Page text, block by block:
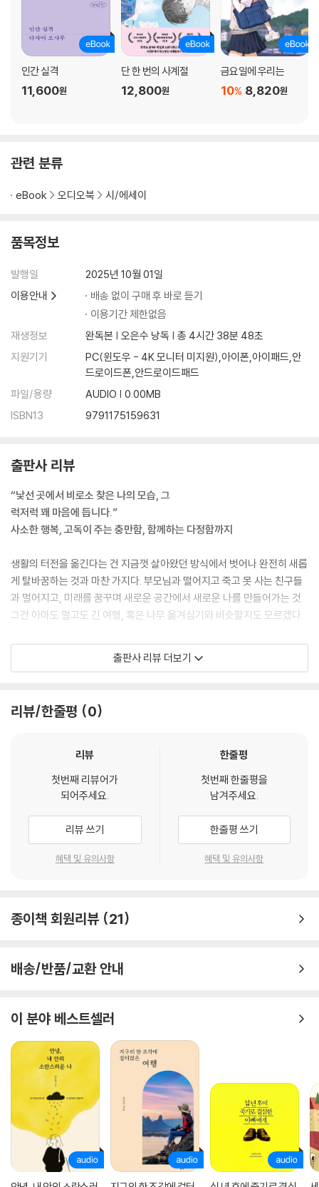
세상에서 제일 맛있는 과자
스마트폰 너머의 친구
먹고 싶은 음식 베스트 5
나에게 보내는 편지
선글라스를 쓰고 사이클링
막막해지기 전에
운동화 블루스
박력분으로 만들다
마지막 선물
감자샐러드 먹고 싶어!
마리토쪼
딴 길로 새는 멍멍이
무리하지 않는 어른
전부 싫어진 밤
최강의 조언
최애를 원해
기다리는 즐거움
·2022년
나쁜 버릇
인스턴트 누카도코
40년 만의 직소 퍼즐
부를 수 있어요
지우개만 한 고양이
나보다 저 아이
후토코로모치
작약 봉오리
3. 막차가 떠난 후
정말로 정말로 정말로 동시에
그때의 우리
인간 실격
11,600원
단 한 번의 사계절
12,800원
금요일에 우리는
8,820원
10%
관련 분류
eBook 오디오북 시/에세이
품목정보
발행일
2025년 10월 01일
이용안내
배송 없이 구매 후 바로 듣기
이용기간 제한없음
재생정보
완독본 | 오은수 낭독 | 총 4시간 38분 48초
지원기기
PC(윈도우 - 4K 모니터 미지원),아이폰,아이패드,안
드로이드폰,안드로이드패드
파일/용량
AUDIO | 0.00MB
ISBN13
9791175159631
출판사 리뷰
“낯선 곳에서 비로소 찾은 나의 모습, 그
럭저럭 꽤 마음에 듭니다.”
사소한 행복, 고독이 주는 충만함, 함께하는 다정함까지
생활의 터전을 옮긴다는 건 지금껏 살아왔던 방식에서 벗어나 완전히 새롭
게 탈바꿈하는 것과 마찬 가지다. 부모님과 떨어지고 죽고 못 사는 친구들
과 멀어지고, 미래를 꿈꾸며 새로운 공간에서 새로운 나를 만들어가는 것.
그건 아마도 멀고도 긴 여행, 혹은 나무 옮겨심기와 비슷할지도 모르겠다.
“나를 시험해보고 싶은 기분. 가족과 떨어지기 싫은 기분. 갈 것인가 말 것
인가 몹시도 고민한 끝에 상경한 도쿄였다.” 마스다 미리는 그렇게 고심해
워볼까?’) 그동안 몰랐던 자신을 새삼스레 발견해나간다. 시행착오 속에서
굳이 지름길을 택할 필요가 없으니 골목길에 있는 이 집 저 집을 구경하면
서 목적지에 가고, 뜨거운 커피를 담은 보온병을 들고 공원에 가서 초콜릿
과 함께 즐기고, 맛있고 예쁜 갖가지 음식을 먹어 보며 취향을 넓혀가
고……. 혼자서 누리는 사소하지만 충만한 행복이 책 곳곳에 흩뿌려져 있
다. 그러면서도 어느 날은 이렇게 말한다. “상경한 지 25년. 몇 년이 지나도
밝게 물들인다. 우리는 혼자서, 때로는 누군가와 함께 그렇게 어른이 된다.
마스다 미리의 하루를 뿌듯하게 채우는 ‘느긋한 최선’
도쿄에서 혼자 살며 작가가 알게 된 건 도쿄라는 도시만이 아니었다. 낯선
곳에서 홀로 생활할 때 기실 가장 많이 알게 되는 건 자기 자신이니까. 마스
다 미리는 스스로를 ‘무리하고 싶지 않은 어른’이 라고 칭한다. 그러면서 잠
자는 시간을 줄이거나 식사 시간을 줄이는 것뿐 아니라 자신에게는 산책
시간을 줄이거나 혹은 멍하니 있는 시간을 줄이는 것 또한 ‘무리’라는 걸 알
았다고 말한다.
물론 노력은 한다. 노력하지 않는 것과 무리하지 않는 것은 다르다. 노력해
출판사 리뷰 더보기
리뷰/한줄평 0
리뷰
첫번째 리뷰어가
되어주세요.
리뷰 쓰기
혜택 및 유의사항
한줄평
첫번째 한줄평을
남겨주세요.
한줄평 쓰기
혜택 및 유의사항
종이책 회원리뷰 21
배송/반품/교환 안내
이 분야 베스트셀러